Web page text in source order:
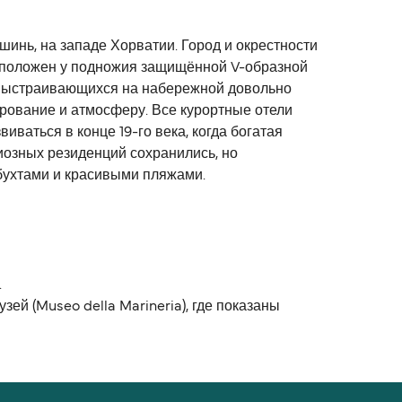
на западе Хорватии. Город и окрестности
у подножия защищённой V-образной
на набережной довольно
и атмосферу. Все курортные отели
в конце 19-го века, когда богатая
резиденций сохранились, но
и красивыми пляжами.
(Museo della Marineria), где показаны